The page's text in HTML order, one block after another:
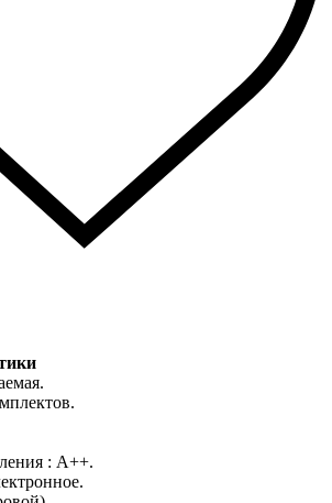
: А++.